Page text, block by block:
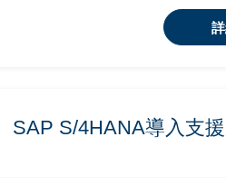
SAP S/4HANA導入支